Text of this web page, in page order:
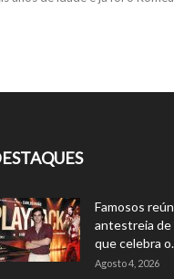
Famosos
antestreia de
que celebra
Agosto 4, 2026